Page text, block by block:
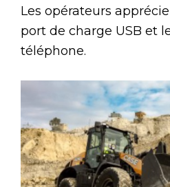
Les opérateurs
port de charge USB et
téléphone.